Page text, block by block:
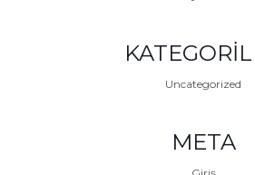
Uncategorized
META